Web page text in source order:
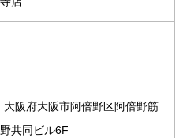
阪府大阪市阿倍野区阿倍野筋
共同ビル6F